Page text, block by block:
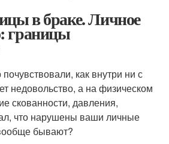
в браке. Личное
границы
как внутри ни с
недовольство, а на физическом
скованности, давления,
что нарушены ваши личные
бывают?